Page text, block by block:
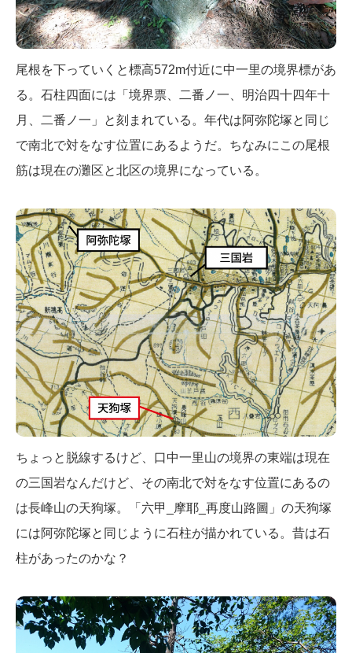
尾根を下っていくと標高572m付近に中一里の境界標があ
る。石柱四面には「境界票、二番ノ一、明治四十四年十
月、二番ノ一」と刻まれている。年代は阿弥陀塚と同じ
で南北で対をなす位置にあるようだ。ちなみにこの尾根
筋は現在の灘区と北区の境界になっている。
ちょっと脱線するけど、口中一里山の境界の東端は現在
の三国岩なんだけど、その南北で対をなす位置にあるの
は長峰山の天狗塚。「六甲_摩耶_再度山路圖」の天狗塚
には阿弥陀塚と同じように石柱が描かれている。昔は石
柱があったのかな？